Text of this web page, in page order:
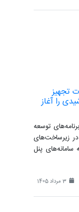
تجهیز
را آغاز
توسعه
زیرساخت‌های
سامانه‌های پنل